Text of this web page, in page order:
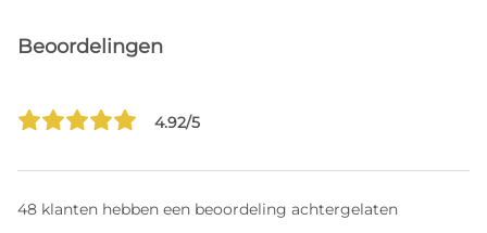
Beoordelingen
4.92/5
48 klanten hebben een beoordeling achtergelaten